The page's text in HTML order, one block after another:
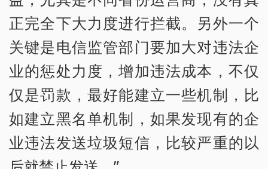
正完全下大力度进行拦截。另外一个
关键是电信监管部门要加大对违法企
业的惩处力度，增加违法成本，不仅
仅是罚款，最好能建立一些机制，比
如建立黑名单机制，如果发现有的企
业违法发送垃圾短信，比较严重的以